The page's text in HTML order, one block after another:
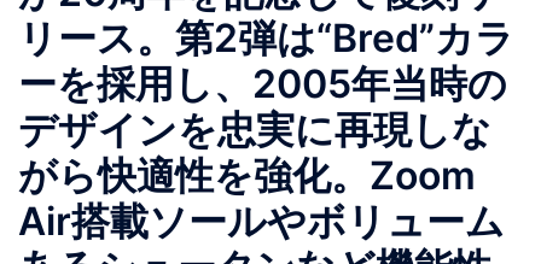
リース。第2弾は“Bred”カラ
ーを採用し、2005年当時の
デザインを忠実に再現しな
がら快適性を強化。Zoom
Air搭載ソールやボリューム